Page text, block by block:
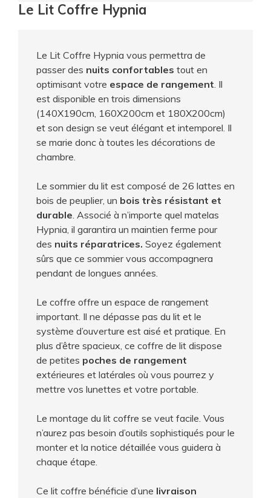
Le Lit Coffre Hypnia
Le Lit Coffre Hypnia vous permettra de
passer des nuits confortables tout en
optimisant votre espace de rangement. Il
est disponible en trois dimensions
(140X190cm, 160X200cm et 180X200cm)
et son design se veut élégant et intemporel. Il
se marie donc à toutes les décorations de
chambre.
Le sommier du lit est composé de 26 lattes en
bois de peuplier, un bois très résistant et
durable. Associé à n’importe quel matelas
Hypnia, il garantira un maintien ferme pour
des nuits réparatrices. Soyez également
sûrs que ce sommier vous accompagnera
pendant de longues années.
Le coffre offre un espace de rangement
important. Il ne dépasse pas du lit et le
système d’ouverture est aisé et pratique. En
plus d’être spacieux, ce coffre de lit dispose
de petites poches de rangement
extérieures et latérales où vous pourrez y
mettre vos lunettes et votre portable.
Le montage du lit coffre se veut facile. Vous
n’aurez pas besoin d’outils sophistiqués pour le
monter et la notice détaillée vous guidera à
chaque étape.
Ce lit coffre bénéficie d’une livraison